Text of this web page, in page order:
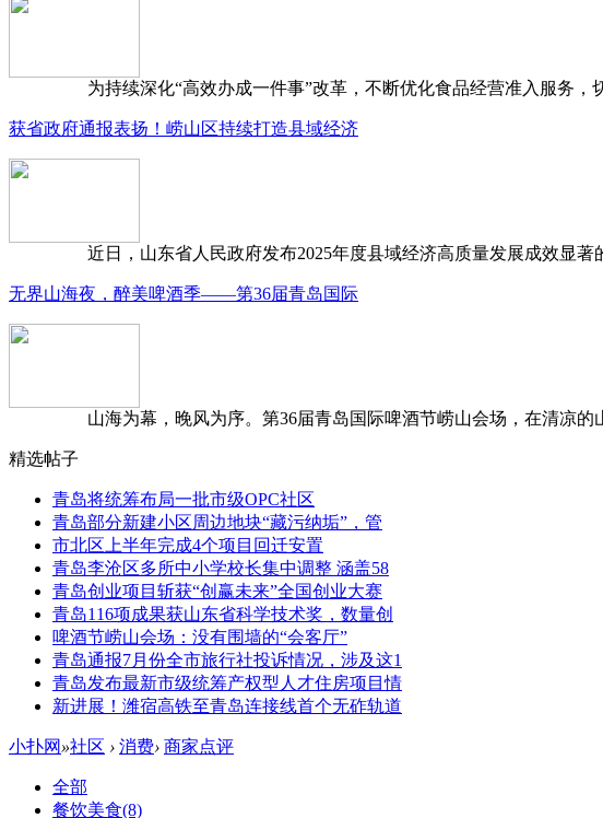
为持续深化“高效办成一件事”改革，不断优化食品经营准入服务，
获省政府通报表扬！崂山区持续打造县域经济
近日，山东省人民政府发布2025年度县域经济高质量发展成效显著
无界山海夜，醉美啤酒季——第36届青岛国际
山海为幕，晚风为序。第36届青岛国际啤酒节崂山会场，在清凉的
精选帖子
青岛将统筹布局一批市级OPC社区
青岛部分新建小区周边地块“藏污纳垢”，管
市北区上半年完成4个项目回迁安置
青岛李沧区多所中小学校长集中调整 涵盖58
青岛创业项目斩获“创赢未来”全国创业大赛
青岛116项成果获山东省科学技术奖，数量创
啤酒节崂山会场：没有围墙的“会客厅”
青岛通报7月份全市旅行社投诉情况，涉及这1
青岛发布最新市级统筹产权型人才住房项目情
新进展！潍宿高铁至青岛连接线首个无砟轨道
小扑网 »社区 › 消费› 商家点评
全部
餐饮美食(8)